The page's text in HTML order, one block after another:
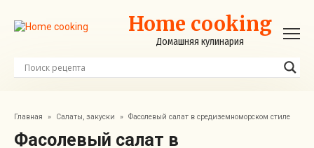
контенту
Home cooking
Домашняя кулинария
Главная » Салаты, закуски » Фасолевый салат в средиземноморском стиле
Фасолевый салат в